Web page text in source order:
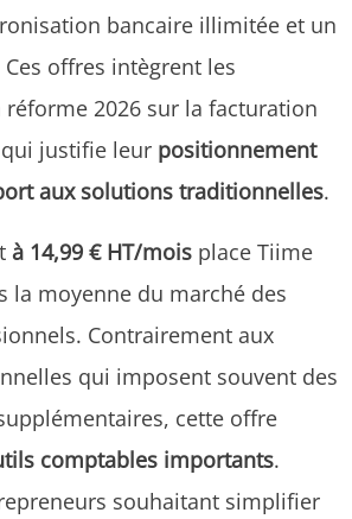
bancaire illimitée et un
offres intègrent les
2026 sur la facturation
justifie leur positionnement
aux solutions traditionnelles.
à 14,99 € HT/mois place Tiime
la moyenne du marché des
Contrairement aux
qui imposent souvent des
cette offre
comptables importants.
souhaitant simplifier